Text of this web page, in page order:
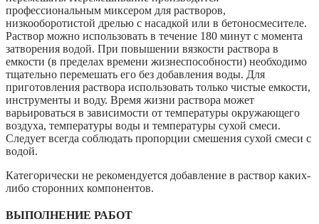
профессиональным миксером для растворов,
низкооборотистой дрелью с насадкой или в бетоносмесителе.
Раствор можно использовать в течение 180 минут с момента
затворения водой. При повышении вязкости раствора в
емкости (в пределах времени жизнеспособности) необходимо
тщательно перемешать его без добавления воды. Для
приготовления раствора использовать только чистые емкости,
инструменты и воду. Время жизни раствора может
варьироваться в зависимости от температуры окружающего
воздуха, температуры воды и температуры сухой смеси.
Следует всегда соблюдать пропорции смешения сухой смеси с
водой.
Категорически не рекомендуется добавление в раствор каких-
либо сторонних компонентов.
ВЫПОЛНЕНИЕ РАБОТ